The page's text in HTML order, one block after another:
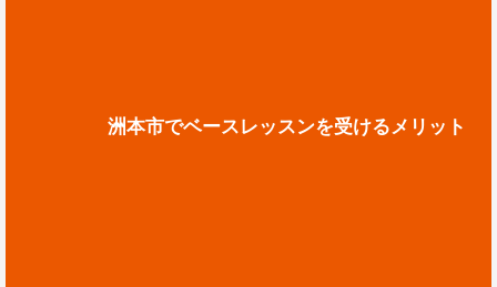
洲本市でベースレッスンを受けるメリット